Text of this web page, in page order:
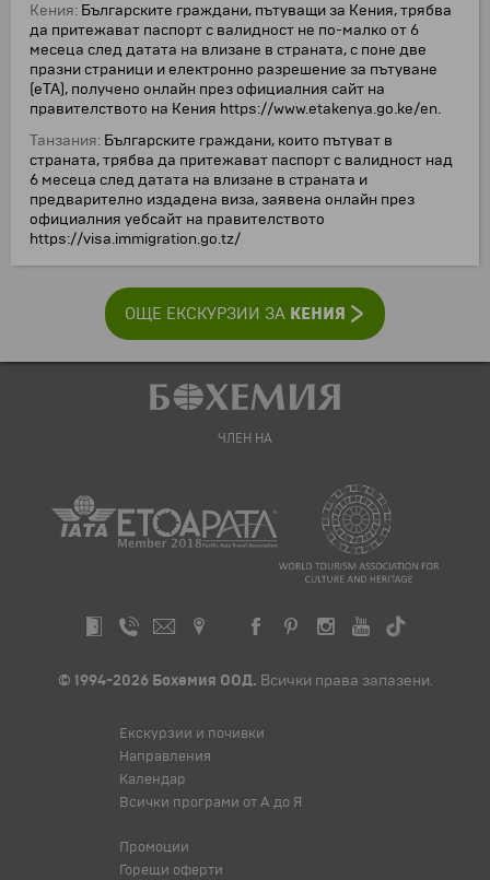
Кения: Българските граждани, пътуващи за Кения, трябва
да притежават паспорт с валидност не по-малко от 6
месеца след датата на влизане в страната, с поне две
празни страници и електронно разрешение за пътуване
(eTA), получено онлайн през официалния сайт на
правителството на Кения https://www.etakenya.go.ke/en.
Танзания: Българските граждани, които пътуват в
страната, трябва да притежават паспорт с валидност над
6 месеца след датата на влизане в страната и
предварително издадена виза, заявена онлайн през
официалния уебсайт на правителството
https://visa.immigration.go.tz/
ОЩЕ ЕКСКУРЗИИ ЗА КЕНИЯ
ЧЛЕН НА
© 1994-2026 Бохемия ООД. Всички права запазени.
Екскурзии и почивки
Направления
Календар
Всички програми от А до Я
Промоции
Горещи оферти